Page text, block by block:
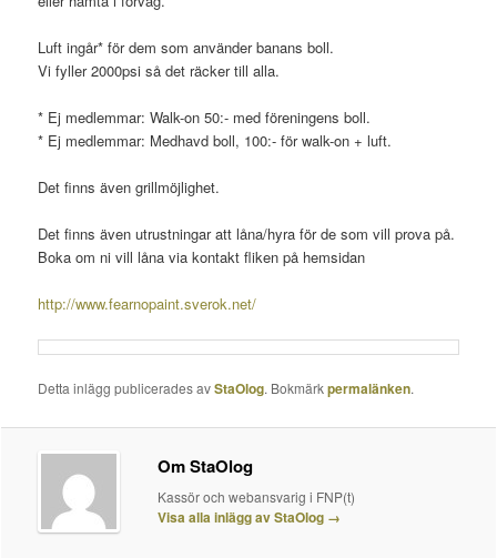
Luft ingår* för dem som använder banans boll.
Vi fyller 2000psi så det räcker till alla.
* Ej medlemmar: Walk-on 50:- med föreningens boll.
* Ej medlemmar: Medhavd boll, 100:- för walk-on + luft.
Det finns även grillmöjlighet.
Det finns även utrustningar att låna/hyra för de som vill prova på.
Boka om ni vill låna via kontakt fliken på hemsidan
http://www.fearnopaint.sverok.net/
Detta inlägg publicerades avStaOlog. Bokmärkpermalänken.
Om StaOlog
Kassör och webansvarig i FNP(t)
Visa alla inlägg av StaOlog →